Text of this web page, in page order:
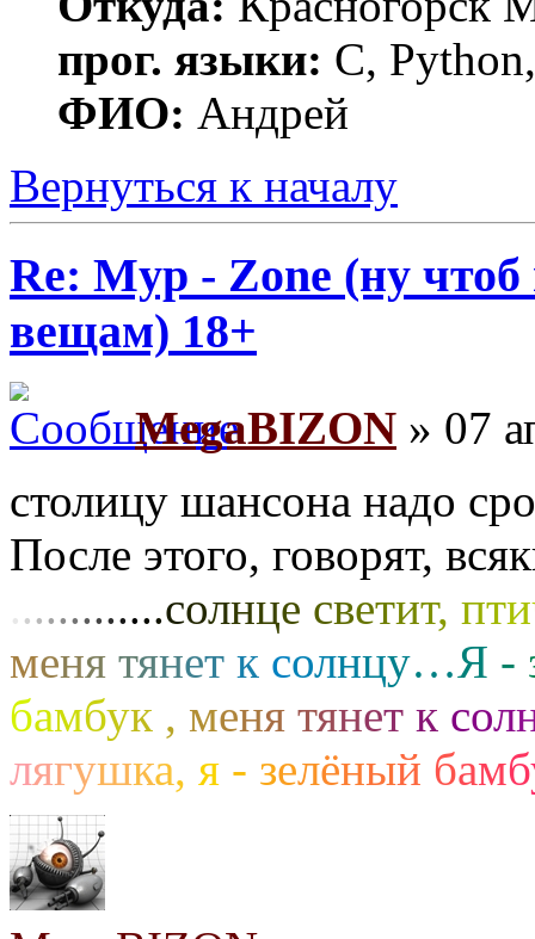
прог. языки: C,
ФИО: Андрей
Вернуться к началу
Re: Myp - Zone (ну
вещам) 18+
MegaBIZON » 07
столицу шансона надо
После этого, говорят,
............солнце светит, пти
меня тянет к солнцу…Я -
бамбук , меня тянет к сол
лягушка, я - зелёный бамб